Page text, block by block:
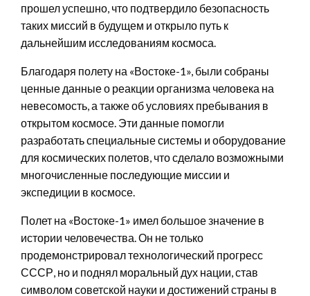
прошел успешно, что подтвердило безопасность
таких миссий в будущем и открыло путь к
дальнейшим исследованиям космоса.
Благодаря полету на «Востоке-1», были собраны
ценные данные о реакции организма человека на
невесомость, а также об условиях пребывания в
открытом космосе. Эти данные помогли
разработать специальные системы и оборудование
для космических полетов, что сделало возможными
многочисленные последующие миссии и
экспедиции в космосе.
Полет на «Востоке-1» имел большое значение в
истории человечества. Он не только
продемонстрировал технологический прогресс
СССР, но и поднял моральный дух нации, став
символом советской науки и достижений страны в